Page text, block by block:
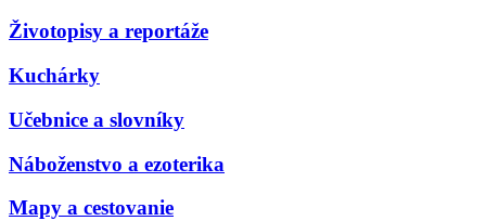
Životopisy a reportáže
Kuchárky
Učebnice a slovníky
Náboženstvo a ezoterika
Mapy a cestovanie